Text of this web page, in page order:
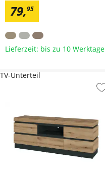
79,95
Lieferzeit: bis zu 10 Werktage
TV-Unterteil